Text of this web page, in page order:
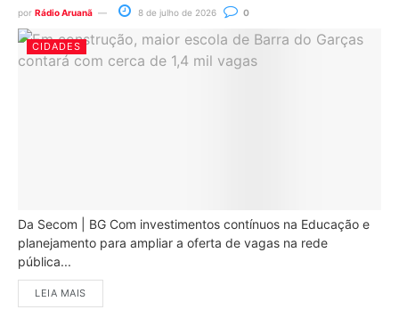
por Rádio Aruanã 8 de julho de 2026 0
CIDADES
Da Secom | BG Com investimentos contínuos na Educação e
planejamento para ampliar a oferta de vagas na rede
pública...
LEIA MAIS